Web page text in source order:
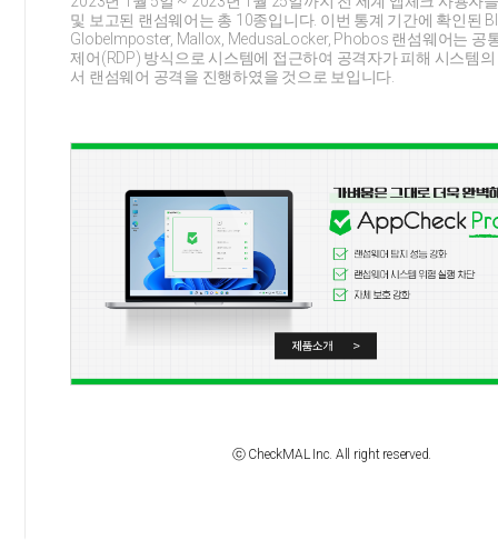
및 보고된 랜섬웨어는 총 10종입니다. 이번 통계 기간에 확인된
GlobeImposter, Mallox, MedusaLocker, Phobos 랜섬웨어는 공
제어(RDP) 방식으로 시스템에 접근하여 공격자가 피해 시스템
서 랜섬웨어 공격을 진행하였을 것으로 보입니다.
ⓒ CheckMAL Inc. All right reserved.